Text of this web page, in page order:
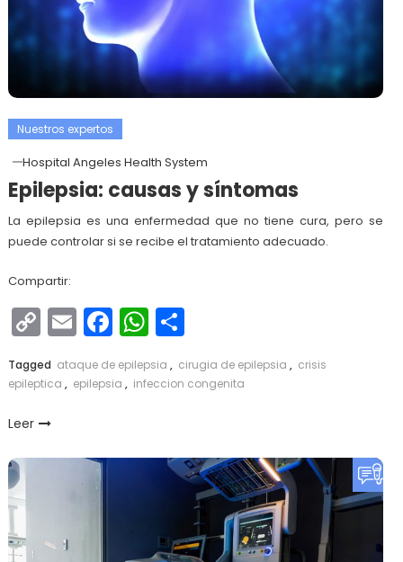
Nuestros expertos
Hospital Angeles Health System
Epilepsia: causas y síntomas
La epilepsia es una enfermedad que no tiene cura, pero se
puede controlar si se recibe el tratamiento adecuado.
Compartir:
Copy
Link
EmailFacebook
WhatsApp
Compartir
Tagged ataque de epilepsia , cirugia de epilepsia , crisis
epileptica , epilepsia , infeccion congenita
Leer